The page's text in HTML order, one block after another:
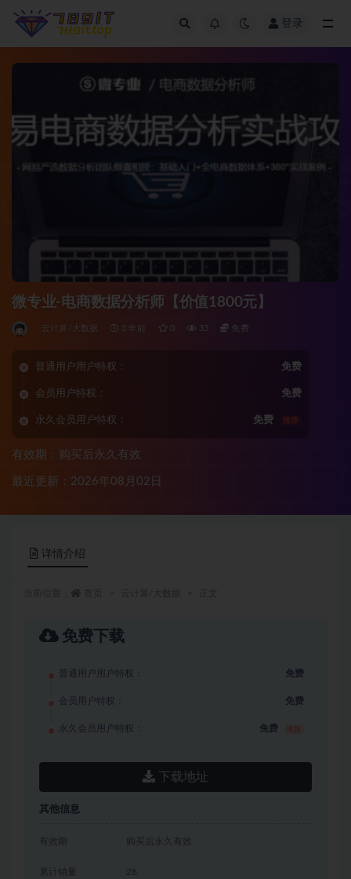
登录
微专业-电商数据分析师【价值1800元】
云计算/大数据 3 年前 0 33 免费
普通用户用户特权： 免费
会员用户特权： 免费
永久会员用户特权： 免费 推荐
有效期：购买后永久有效
最近更新：2026年08月02日
详情介绍
免费下载
普通用户用户特权： 免费
会员用户特权： 免费
永久会员用户特权： 免费
下载地址
其他信息
有效期 购买后永久有效
累计销量 28